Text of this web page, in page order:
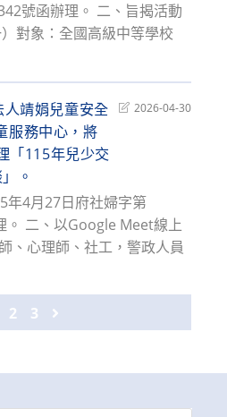
號函辦理。 二、旨揭活動
對象：全國高級中等學校
人靖娟兒童安全
服務中心，將
「115年兒少交
。
Post2026-04-30
年4月27日府社婦字第
。 二、以Google Meet線上
、心理師、社工，警政人員
2 3 Go to the next page